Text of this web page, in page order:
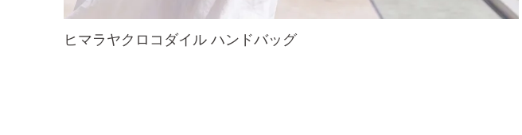
ヒマラヤクロコダイル ハンドバッグ